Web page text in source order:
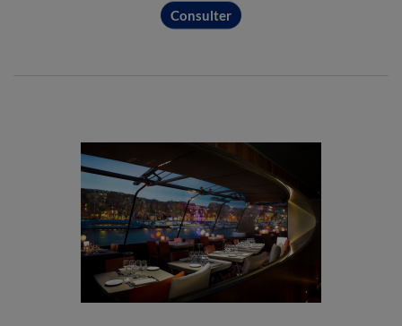
Consulter